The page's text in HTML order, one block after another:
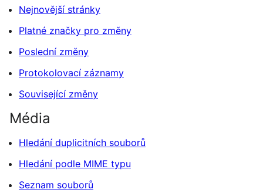
Nejnovější stránky
Platné značky pro změny
Poslední změny
Protokolovací záznamy
Související změny
Média
Hledání duplicitních souborů
Hledání podle MIME typu
Seznam souborů